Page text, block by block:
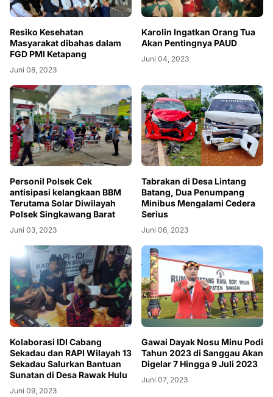
Resiko Kesehatan
Masyarakat dibahas dalam
FGD PMI Ketapang
Juni 08, 2023
Karolin Ingatkan Orang Tua
Akan Pentingnya PAUD
Juni 04, 2023
Personil Polsek Cek
antisipasi kelangkaan BBM
Terutama Solar Diwilayah
Polsek Singkawang Barat
Juni 03, 2023
Tabrakan di Desa Lintang
Batang, Dua Penumpang
Minibus Mengalami Cedera
Serius
Juni 06, 2023
Kolaborasi IDI Cabang
Sekadau dan RAPI Wilayah 13
Sekadau Salurkan Bantuan
Sunatan di Desa Rawak Hulu
Juni 09, 2023
Gawai Dayak Nosu Minu Podi
Tahun 2023 di Sanggau Akan
Digelar 7 Hingga 9 Juli 2023
Juni 07, 2023